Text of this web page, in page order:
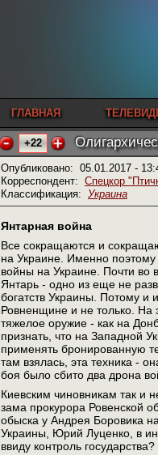
ГЛАВНАЯ
+22
Опубликовано: 05.01.2017 -
Корреспондент: Спецкор
Классификация: Украина
Янтарная война
Все сокращаются и
на Украине. Именно
войны на Украине. Почти во
Янтарь - одно из еще не
богатств Украины. Потому и
Ровненщине и не только. На
тяжелое оружие - как на
признать, что на Западной
применять бронированную
там взялась, эта техника -
боя было сбито два дрона
Киевским чиновникам так и
зама прокурора Ровенской
обыска у Андрея Боровика
Украины, Юрий Луценко, в
ввиду контроль